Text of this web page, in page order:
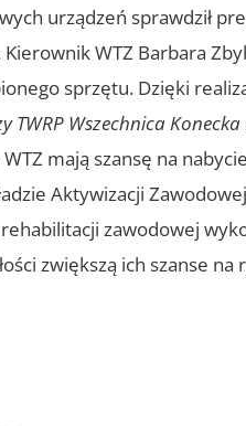
urządzeń sprawdził
Kierownik WTZ Barbara
sprzętu. Dzięki
Wszechnica Konecka
mają szansę na
Aktywizacji
zawodowej
zwiększą ich szanse na